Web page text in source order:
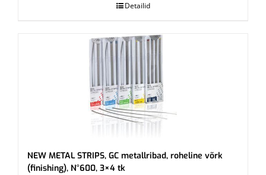
Detailid
NEW METAL STRIPS, GC metallribad, roheline võrk
(finishing), N°600, 3×4 tk